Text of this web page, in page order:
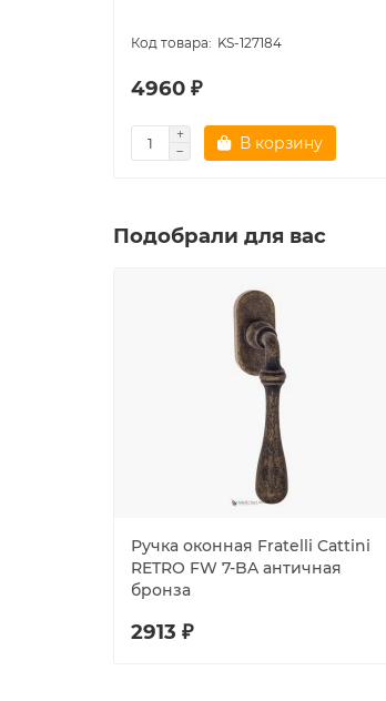
KS-127184
4960 ₽
В корзину
Подобрали для вас
Ручка оконная Fratelli Cattini
RETRO FW 7-BA античная
бронза
2913 ₽